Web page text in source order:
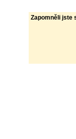
Zapomněli jste